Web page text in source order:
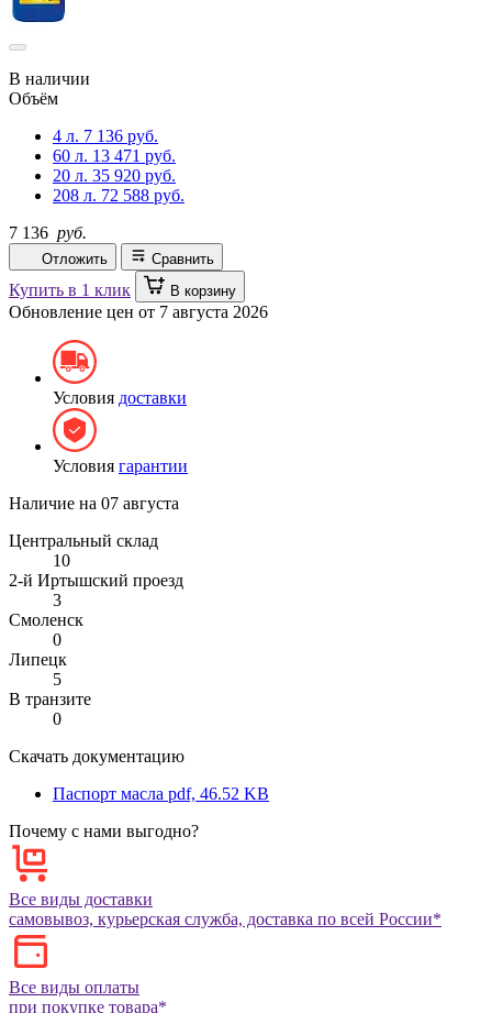
В наличии
Объём
4 л. 7 136 руб.
60 л. 13 471 руб.
20 л. 35 920 руб.
208 л. 72 588 руб.
7 136 руб.
Отложить Сравнить
Купить в 1 клик В корзину
Обновление цен от 7 августа 2026
Условия доставки
Условия гарантии
Наличие на 07 августа
Центральный склад
10
2-й Иртышский проезд
3
Смоленск
0
Липецк
5
В транзите
0
Скачать документацию
Паспорт масла pdf, 46.52 KB
Почему с нами выгодно?
Все виды доставки
самовывоз, курьерская служба, доставка по всей России*
Все виды оплаты
при покупке товара*